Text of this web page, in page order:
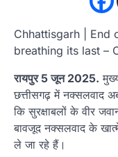
Chhattisgarh | End
breathing its last –
रायपुर 5 जून 2025.
छत्तीसगढ़ में नक्सलवाद
कि सुरक्षाबलों के वीर
बावजूद नक्सलवाद के
ले जा रहे हैं।